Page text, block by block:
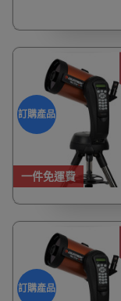
一件免運費
訂購產品
訂購產品